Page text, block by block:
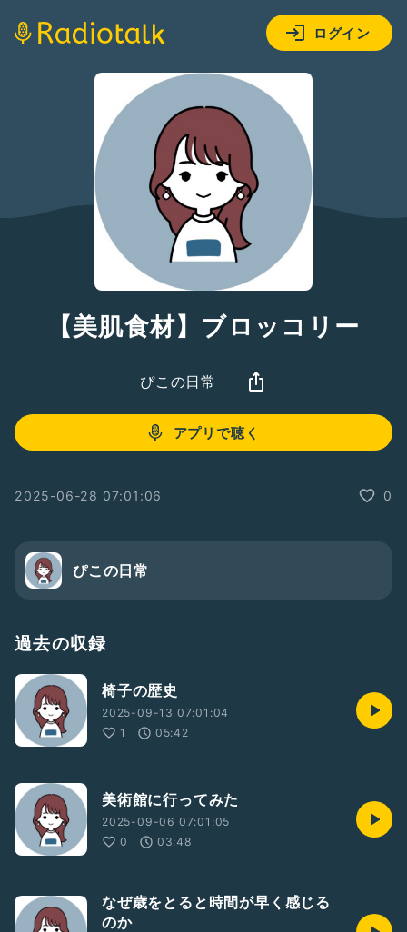
ログイン
【美肌食材】ブロッコリー
ぴこの日常
アプリで聴く
2025-06-28 07:01:06 0
ぴこの日常
過去の収録
椅子の歴史
2025-09-13 07:01:04
1
05:42
美術館に行ってみた
2025-09-06 07:01:05
0
03:48
なぜ歳をとると時間が早く感じる
のか